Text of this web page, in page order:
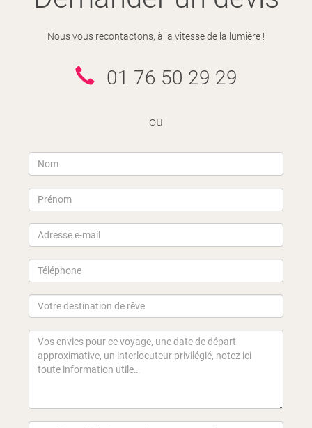
Nous vous recontactons, à la vitesse de la lumière !
01 76 50 29 29
ou